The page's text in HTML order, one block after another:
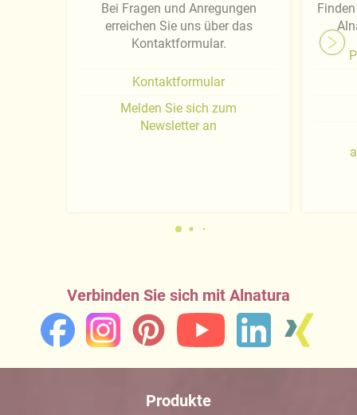
Bei Fragen und Anregungen
erreichen Sie uns über das
Kontaktformular.
Kontaktformular
Melden Sie sich zum
Newsletter an
Verbinden Sie sich mit Alnatura
Produkte